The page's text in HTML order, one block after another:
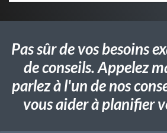
Pas sûr de vos besoins
de conseils. Appelez
parlez à l'un de nos
vous aider à planifier